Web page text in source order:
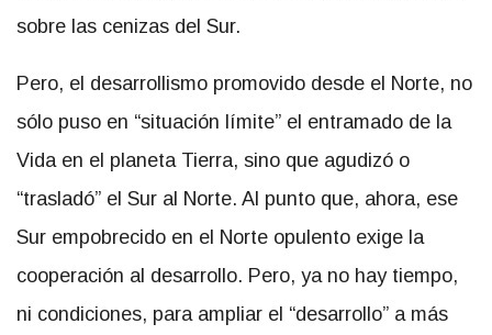
sobre las cenizas del Sur.
Pero, el desarrollismo promovido desde el Norte, no
sólo puso en “situación límite” el entramado de la
Vida en el planeta Tierra, sino que agudizó o
“trasladó” el Sur al Norte. Al punto que, ahora, ese
Sur empobrecido en el Norte opulento exige la
cooperación al desarrollo. Pero, ya no hay tiempo,
ni condiciones, para ampliar el “desarrollo” a más